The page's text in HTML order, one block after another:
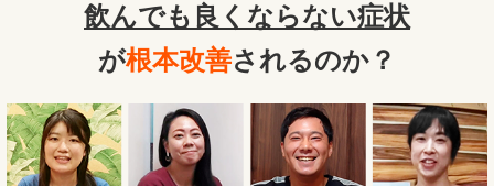
飲んでも良くならない症状
が根本改善されるのか？